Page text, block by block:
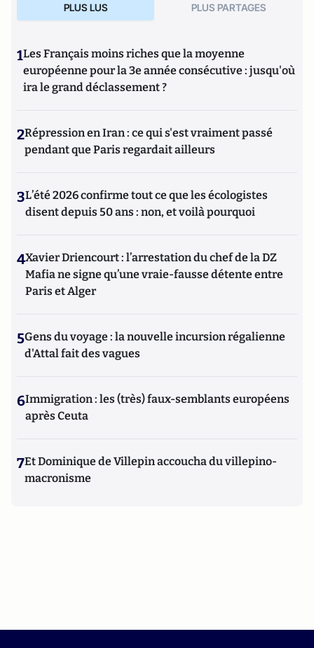
PLUS LUS PLUS PARTAGES
1Les Français moins riches que la moyenne
européenne pour la 3e année consécutive : jusqu'où
ira le grand déclassement ?
2Répression en Iran : ce qui s'est vraiment passé
pendant que Paris regardait ailleurs
3L’été 2026 confirme tout ce que les écologistes
disent depuis 50 ans : non, et voilà pourquoi
4Xavier Driencourt : l’arrestation du chef de la DZ
Mafia ne signe qu’une vraie-fausse détente entre
Paris et Alger
5Gens du voyage : la nouvelle incursion régalienne
d'Attal fait des vagues
6Immigration : les (très) faux-semblants européens
après Ceuta
7Et Dominique de Villepin accoucha du villepino-
macronisme